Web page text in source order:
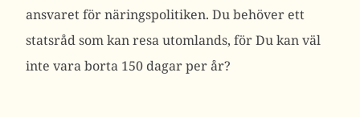
ansvaret för näringspolitiken. Du behöver ett
statsråd som kan resa utomlands, för Du kan väl
inte vara borta 150 dagar per år?